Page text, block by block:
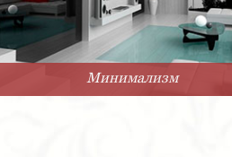
Минимализм